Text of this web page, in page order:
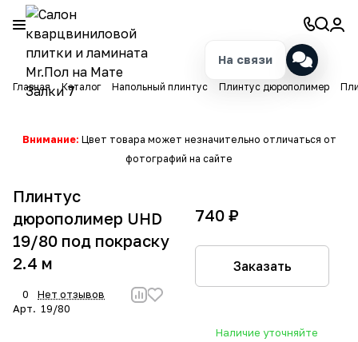
Главная Каталог Напольный плинтус Плинтус дюрополимер
Внимание: Цвет товара может незначительно отличаться от
фотографий на сайте
Плинтус
дюрополимер UHD
19/80 под покраску
2.4 м
0
Нет отзывов
Арт. 19/80
740 ₽
Заказать
Наличие уточняйте
На связи